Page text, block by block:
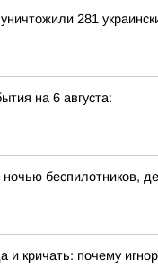
281
на 6 августа:
беспилотников,
и кричать: почему